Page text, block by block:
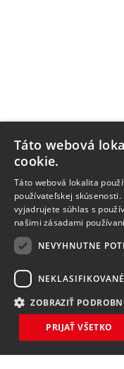
NOVINKY
Táto webová
cookie.
Táto webová lokalita
používateľskej
vyjadrujete súhlas s
našimi zásadami
NEVYHNUTNE
NEKLASIFIKOVANÉ
ZOBRAZIŤ
PRIJAŤ VŠETKO